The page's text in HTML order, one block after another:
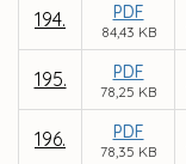
194. PDF
84,43 KB
195. PDF
78,25 KB
196. PDF
78,35 KB